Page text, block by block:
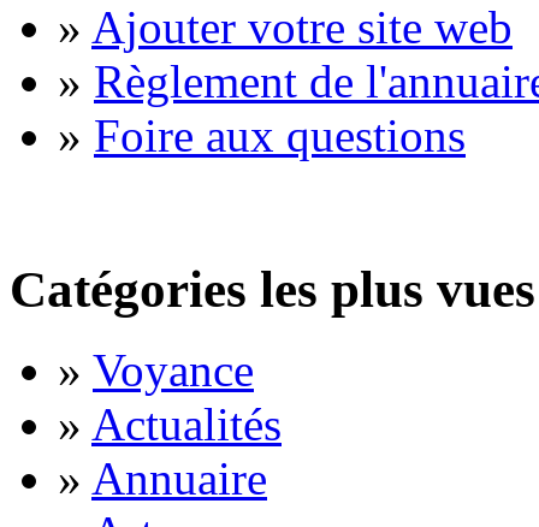
» Ajouter votre site web
» Règlement de
» Foire aux questions
Catégories les plus vues
» Voyance
» Actualités
» Annuaire